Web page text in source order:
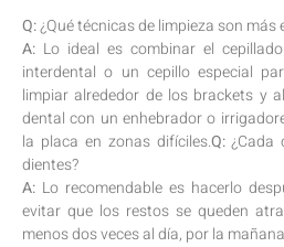
Q:¿Qué⁤ técnicas ‍de limpieza son
A: Lo ideal es ‌combinar ‌el
interdental o un cepillo⁤ especial
limpiar alrededor ⁤de los brackets ⁢y‌
dental con un enhebrador o
la placa ‍en zonas ‍difíciles.Q:¿Cada
dientes?⁢
A: Lo recomendable‌ es hacerlo
evitar que los⁣ restos se queden
menos dos ⁣veces al ​día, por la‌